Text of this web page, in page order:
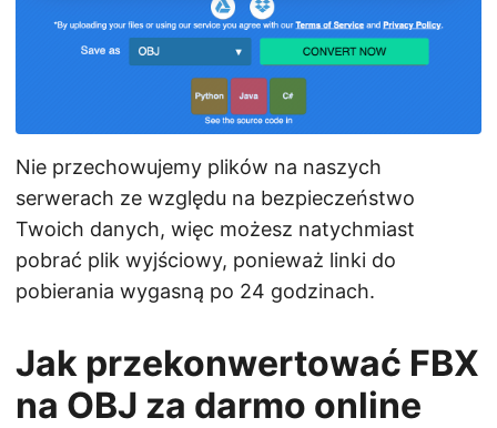
Nie przechowujemy plików na naszych
serwerach ze względu na bezpieczeństwo
Twoich danych, więc możesz natychmiast
pobrać plik wyjściowy, ponieważ linki do
pobierania wygasną po 24 godzinach.
Jak przekonwertować FBX
na OBJ za darmo online